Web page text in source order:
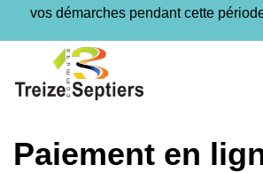
vos démarches pendant cette
contenu
pied
Paiement en